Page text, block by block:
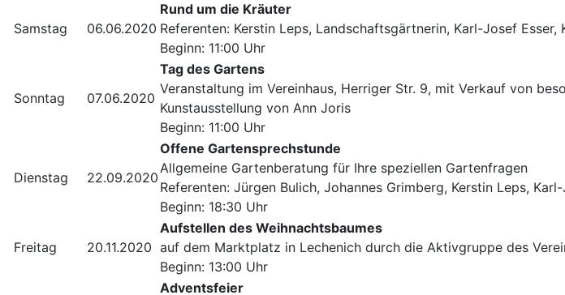
Samstag 06.06.2020
Rund um die Kräuter
Referenten: Kerstin Leps, Landschaftsgärtnerin, Karl-Josef Esser,
Beginn: 11:00 Uhr
Sonntag 07.06.2020
Tag des Gartens
Veranstaltung im Vereinhaus, Herriger Str. 9, mit Verkauf von
Kunstausstellung von Ann Joris
Beginn: 11:00 Uhr
Dienstag 22.09.2020
Offene Gartensprechstunde
Allgemeine Gartenberatung für Ihre speziellen Gartenfragen
Referenten: Jürgen Bulich, Johannes Grimberg, Kerstin Leps,
Beginn: 18:30 Uhr
Freitag 20.11.2020
Aufstellen des Weihnachtsbaumes
auf dem Marktplatz in Lechenich durch die Aktivgruppe des
Beginn: 13:00 Uhr
Adventsfeier